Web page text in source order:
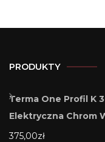
PRODUKTY
Terma One Profil K
Elektryczna Chrom
375,00zł